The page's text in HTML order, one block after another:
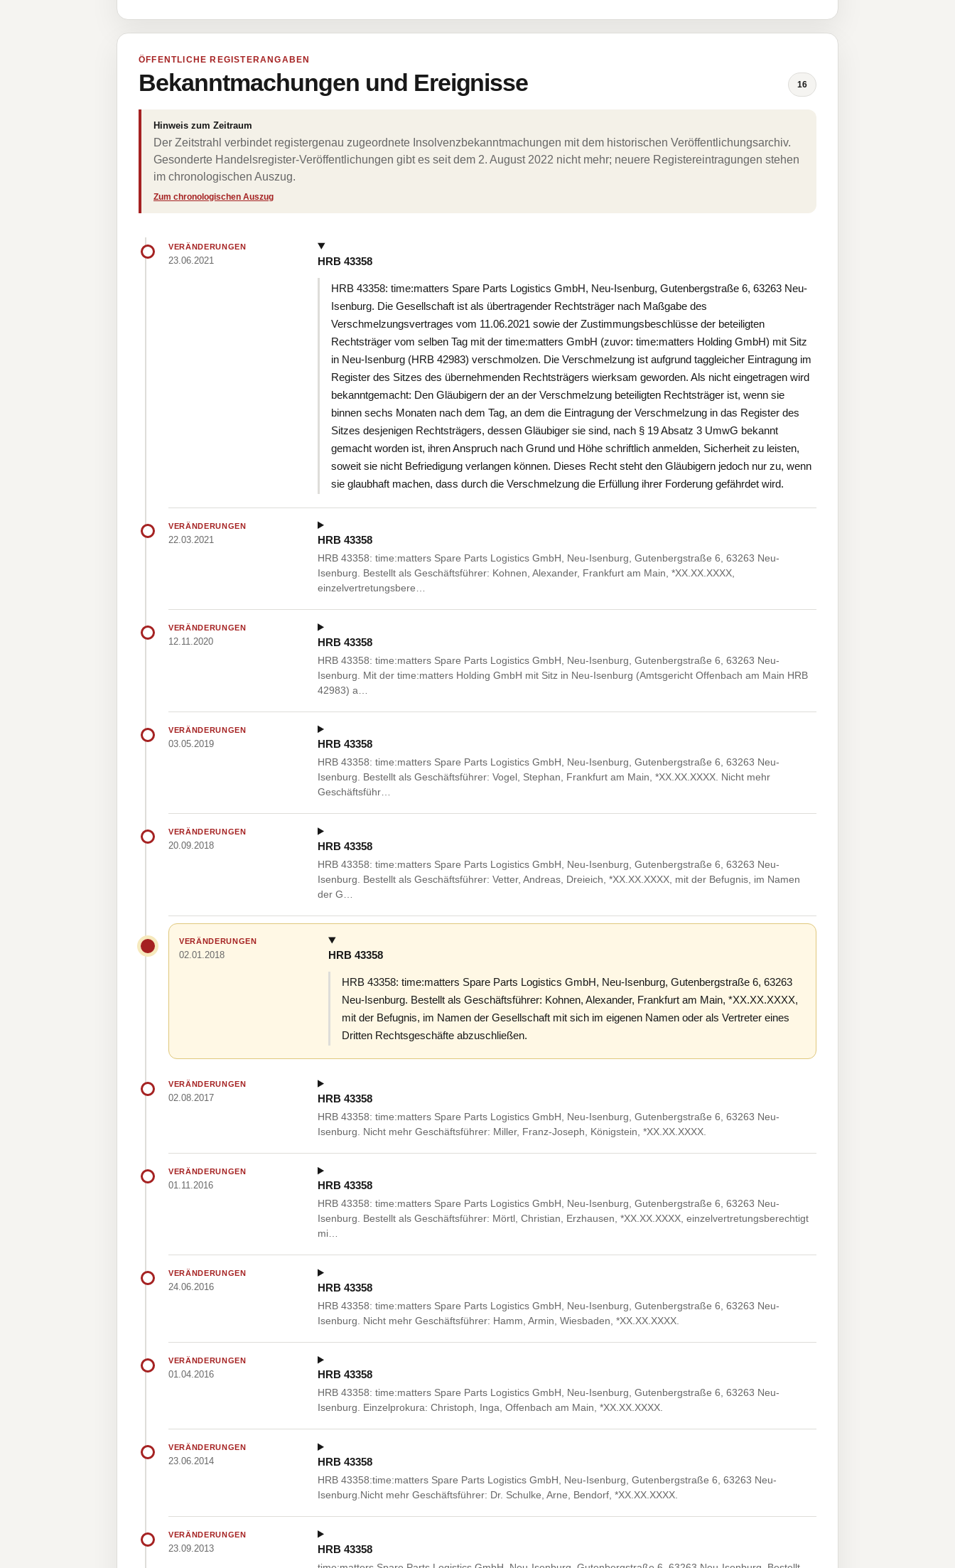
ÖFFENTLICHE REGISTERANGABEN
Bekanntmachungen und Ereignisse 16
Hinweis zum Zeitraum
Der Zeitstrahl verbindet registergenau zugeordnete Insolvenzbekanntmachungen mit dem historischen Veröffentlichungsarchiv.
Gesonderte Handelsregister-Veröffentlichungen gibt es seit dem 2. August 2022 nicht mehr; neuere Registereintragungen stehen
im chronologischen Auszug.
Zum chronologischen Auszug
VERÄNDERUNGEN
23.06.2021 HRB 43358
HRB 43358: time:matters Spare Parts Logistics GmbH, Neu-Isenburg, Gutenbergstraße 6, 63263 Neu-
Isenburg. Die Gesellschaft ist als übertragender Rechtsträger nach Maßgabe des
Verschmelzungsvertrages vom 11.06.2021 sowie der Zustimmungsbeschlüsse der beteiligten
Rechtsträger vom selben Tag mit der time:matters GmbH (zuvor: time:matters Holding GmbH) mit Sitz
in Neu-Isenburg (HRB 42983) verschmolzen. Die Verschmelzung ist aufgrund taggleicher Eintragung im
Register des Sitzes des übernehmenden Rechtsträgers wierksam geworden. Als nicht eingetragen wird
bekanntgemacht: Den Gläubigern der an der Verschmelzung beteiligten Rechtsträger ist, wenn sie
binnen sechs Monaten nach dem Tag, an dem die Eintragung der Verschmelzung in das Register des
Sitzes desjenigen Rechtsträgers, dessen Gläubiger sie sind, nach § 19 Absatz 3 UmwG bekannt
gemacht worden ist, ihren Anspruch nach Grund und Höhe schriftlich anmelden, Sicherheit zu leisten,
soweit sie nicht Befriedigung verlangen können. Dieses Recht steht den Gläubigern jedoch nur zu, wenn
sie glaubhaft machen, dass durch die Verschmelzung die Erfüllung ihrer Forderung gefährdet wird.
VERÄNDERUNGEN
22.03.2021 HRB 43358
HRB 43358: time:matters Spare Parts Logistics GmbH, Neu-Isenburg, Gutenbergstraße 6, 63263 Neu-
Isenburg. Bestellt als Geschäftsführer: Kohnen, Alexander, Frankfurt am Main, *XX.XX.XXXX,
einzelvertretungsbere…
VERÄNDERUNGEN
12.11.2020 HRB 43358
HRB 43358: time:matters Spare Parts Logistics GmbH, Neu-Isenburg, Gutenbergstraße 6, 63263 Neu-
Isenburg. Mit der time:matters Holding GmbH mit Sitz in Neu-Isenburg (Amtsgericht Offenbach am Main HRB
42983) a…
VERÄNDERUNGEN
03.05.2019 HRB 43358
HRB 43358: time:matters Spare Parts Logistics GmbH, Neu-Isenburg, Gutenbergstraße 6, 63263 Neu-
Isenburg. Bestellt als Geschäftsführer: Vogel, Stephan, Frankfurt am Main, *XX.XX.XXXX. Nicht mehr
Geschäftsführ…
VERÄNDERUNGEN
20.09.2018 HRB 43358
HRB 43358: time:matters Spare Parts Logistics GmbH, Neu-Isenburg, Gutenbergstraße 6, 63263 Neu-
Isenburg. Bestellt als Geschäftsführer: Vetter, Andreas, Dreieich, *XX.XX.XXXX, mit der Befugnis, im Namen
der G…
VERÄNDERUNGEN
02.01.2018 HRB 43358
HRB 43358: time:matters Spare Parts Logistics GmbH, Neu-Isenburg, Gutenbergstraße 6, 63263
Neu-Isenburg. Bestellt als Geschäftsführer: Kohnen, Alexander, Frankfurt am Main, *XX.XX.XXXX,
mit der Befugnis, im Namen der Gesellschaft mit sich im eigenen Namen oder als Vertreter eines
Dritten Rechtsgeschäfte abzuschließen.
VERÄNDERUNGEN
02.08.2017 HRB 43358
HRB 43358: time:matters Spare Parts Logistics GmbH, Neu-Isenburg, Gutenbergstraße 6, 63263 Neu-
Isenburg. Nicht mehr Geschäftsführer: Miller, Franz-Joseph, Königstein, *XX.XX.XXXX.
VERÄNDERUNGEN
01.11.2016 HRB 43358
HRB 43358: time:matters Spare Parts Logistics GmbH, Neu-Isenburg, Gutenbergstraße 6, 63263 Neu-
Isenburg. Bestellt als Geschäftsführer: Mörtl, Christian, Erzhausen, *XX.XX.XXXX, einzelvertretungsberechtigt
mi…
VERÄNDERUNGEN
24.06.2016 HRB 43358
HRB 43358: time:matters Spare Parts Logistics GmbH, Neu-Isenburg, Gutenbergstraße 6, 63263 Neu-
Isenburg. Nicht mehr Geschäftsführer: Hamm, Armin, Wiesbaden, *XX.XX.XXXX.
VERÄNDERUNGEN
01.04.2016 HRB 43358
HRB 43358: time:matters Spare Parts Logistics GmbH, Neu-Isenburg, Gutenbergstraße 6, 63263 Neu-
Isenburg. Einzelprokura: Christoph, Inga, Offenbach am Main, *XX.XX.XXXX.
VERÄNDERUNGEN
23.06.2014 HRB 43358
HRB 43358:time:matters Spare Parts Logistics GmbH, Neu-Isenburg, Gutenbergstraße 6, 63263 Neu-
Isenburg.Nicht mehr Geschäftsführer: Dr. Schulke, Arne, Bendorf, *XX.XX.XXXX.
VERÄNDERUNGEN
23.09.2013 HRB 43358